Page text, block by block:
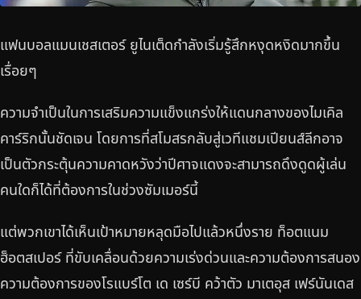
แฟนบอลแมนเชสเตอร์ ยูไนเต็ดกำลังเริ่มรู้สึกหงุดหงิดมากขึ้น
เรื่อยๆ
ความจำเป็นในการเสริมความแข็งแกร่งให้แดนกลางของไมเคิล
คาร์ริกนั้นชัดเจน โดยการที่สโมสรกลับสู่เวทีแชมเปียนส์ลีกอาจ
เป็นตัวกระตุ้นความคาดหวังว่าปีศาจแดงจะสามารถดึงดูดผู้เล่น
คนใดก็ได้ที่ต้องการในช่วงซัมเมอร์นี้
แต่พวกเขาได้เห็นเป้าหมายหลุดมือไปแล้วหนึ่งราย ท็อตแนม
ฮ็อตสเปอร์ ที่ขับเคลื่อนด้วยความเร่งด่วนและความต้องการสนอง
ความต้องการของโรแบร์โต เด เซร์บี คว้าตัว มาเตอุส เฟร์นันเดส